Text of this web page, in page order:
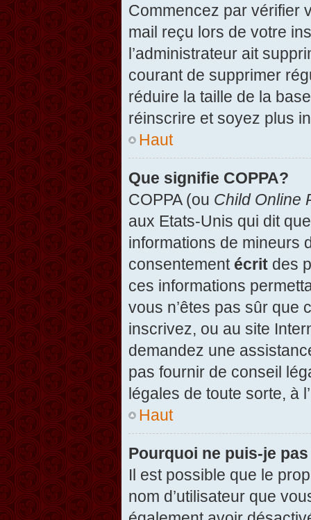
Commencez par vérifier
mail reçu lors de votre
l’administrateur ait
courant de supprimer
réduire la taille de la
réinscrire et soyez plus
Haut
Que signifie COPPA?
COPPA (ou Child Online
aux Etats-Unis qui dit
informations de mineurs
consentement écrit des
ces informations
vous n’êtes pas sûr que
inscrivez, ou au site
demandez une
pas fournir de conseil
légales de toute sorte, à
Haut
Pourquoi ne puis-je
Il est possible que le
nom d’utilisateur que